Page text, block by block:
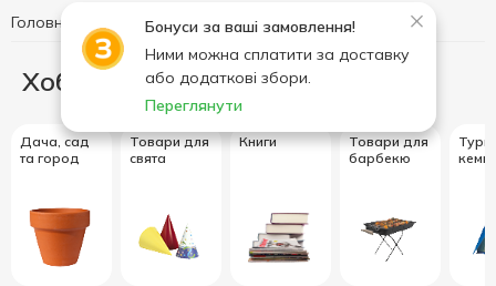
Бонуси за ваші замовлення!
Ними можна сплатити за доставку
або додаткові збори.
Переглянути
Головна Хобі та відпочинок
Хобі та відпочинок
Дача, сад
та город
Товари для
свята
Книги
Товари для
барбекю